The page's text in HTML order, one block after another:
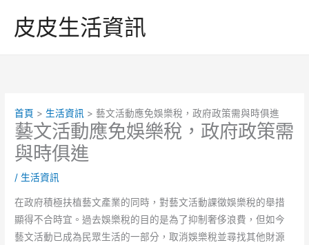
皮皮生活資訊
首頁 生活資訊 藝文活動應免娛樂稅，政府政策需與時俱進
藝文活動應免娛樂稅，政府政策需
與時俱進
/ 生活資訊
在政府積極扶植藝文產業的同時，對藝文活動課徵娛樂稅的舉措
顯得不合時宜。過去娛樂稅的目的是為了抑制奢侈浪費，但如今
藝文活動已成為民眾生活的一部分，取消娛樂稅並尋找其他財源